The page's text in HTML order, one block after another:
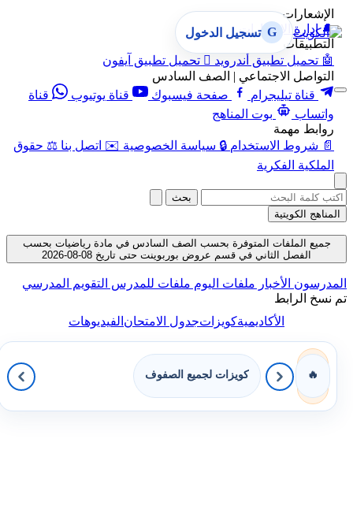
الإشعارات
🔔 إدارة الإشعارات
التطبيقات
🤖 تحميل تطبيق أندرويد  تحميل تطبيق آيفون
التواصل الاجتماعي | الصف السادس
قناة تيليجرام
صفحة فيسبوك قناة يوتيوب
قناة
واتساب
بوت المناهج
روابط مهمة
📄 شروط الاستخدام 🔒 سياسة الخصوصية ✉️ اتصل بنا ⚖️ حقوق
الملكية الفكرية
G تسجيل الدخول
بحث
المناهج الكويتية
جميع الملفات المتوفرة بحسب الصف السادس في مادة رياضيات بحسب
الفصل الثاني في قسم عروض بوربوينت حتى تاريخ 08-08-2026
المدرسون الأخبار ملفات اليوم ملفات للمدرس التقويم المدرسي
تم نسخ الرابط
الأكاديميةكويزاتجدول الامتحانالفيديوهات
🔥 كويزات لجميع الصفوف